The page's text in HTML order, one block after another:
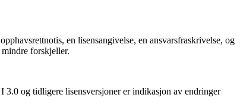
en lisensangivelse, en ansvarsfraskrivelse, og
forskjeller.
og tidligere lisensversjoner er indikasjon av endringer